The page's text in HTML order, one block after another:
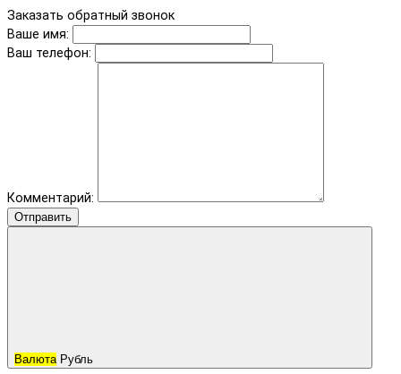
Заказать обратный звонок
Ваше имя:
Ваш телефон:
Комментарий:
Отправить
Валюта Рубль